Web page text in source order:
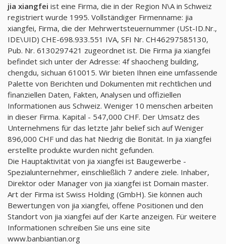
jia xiangfei ist eine Firma, die in der Region N\A in Schweiz
registriert wurde 1995. Vollständiger Firmenname: jia
xiangfei, Firma, die der Mehrwertsteuernummer (USt-ID.Nr.,
IDE\UID) CHE-698.933.551 IVA, SFI Nr. CH46297585130,
Pub. Nr. 6130297421 zugeordnet ist. Die Firma jia xiangfei
befindet sich unter der Adresse: 4f shaocheng building,
chengdu, sichuan 610015. Wir bieten Ihnen eine umfassende
Palette von Berichten und Dokumenten mit rechtlichen und
finanziellen Daten, Fakten, Analysen und offiziellen
Informationen aus Schweiz. Weniger 10 menschen arbeiten
in dieser Firma. Kapital - 547,000 CHF. Der Umsatz des
Unternehmens für das letzte Jahr belief sich auf Weniger
896,000 CHF und das hat Niedrig die Bonität. In jia xiangfei
erstellte produkte wurden nicht gefunden.
Die Hauptaktivität von jia xiangfei ist Baugewerbe -
Spezialunternehmer, einschließlich 7 andere ziele. Inhaber,
Direktor oder Manager von jia xiangfei ist Domain master.
Art der Firma ist Swiss Holding (GmbH). Sie können auch
Bewertungen von jia xiangfei, offene Positionen und den
Standort von jia xiangfei auf der Karte anzeigen. Für weitere
Informationen schreiben Sie uns eine site
www.banbiantian.org